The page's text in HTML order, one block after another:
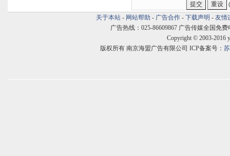
关于本站 - 网站帮助 - 广告合作 - 下载声明 - 友情
广告热线：025-86609867 广告传媒全国免费
Copyright © 2003-2016
版权所有 南京海盟广告有限公司 ICP备案号：